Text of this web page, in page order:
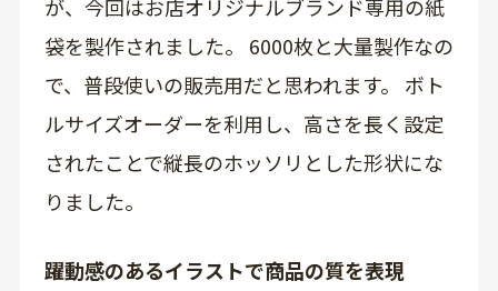
が、今回はお店オリジナルブランド専用の紙
袋を製作されました。 6000枚と大量製作なの
で、普段使いの販売用だと思われます。 ボト
ルサイズオーダーを利用し、高さを長く設定
されたことで縦長のホッソリとした形状にな
りました。
躍動感のあるイラストで商品の質を表現